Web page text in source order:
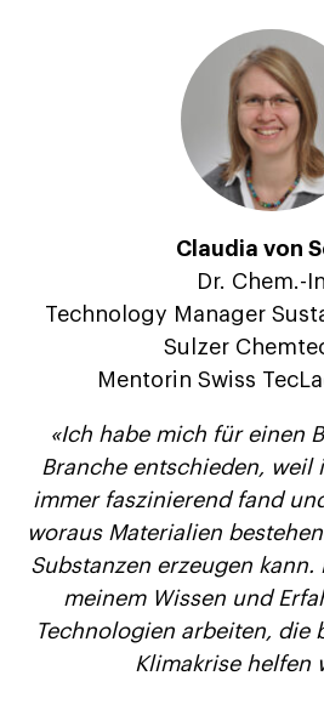
Claudia von
Dr. Chem.-
Technology Manager
Sulzer
Mentorin Swiss
«Ich habe mich für einen
Branche entschieden, weil
immer faszinierend fand
woraus Materialien
Substanzen erzeugen
meinem Wissen und
Technologien arbeiten, die
Klimakrise helfen